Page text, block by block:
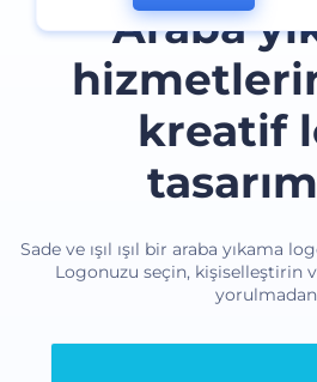
Araba
kreatif
Sade ve ışıl ışıl bir araba yıkama
Logonuzu seçin, kişiselleştirin